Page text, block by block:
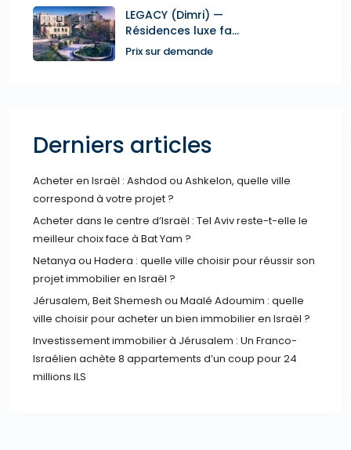
LEGACY (Dimri) —
Résidences luxe fa...
Prix sur demande
Derniers articles
Acheter en Israël : Ashdod ou Ashkelon, quelle ville
correspond à votre projet ?
Acheter dans le centre d’Israël : Tel Aviv reste-t-elle le
meilleur choix face à Bat Yam ?
Netanya ou Hadera : quelle ville choisir pour réussir son
projet immobilier en Israël ?
Jérusalem, Beit Shemesh ou Maalé Adoumim : quelle
ville choisir pour acheter un bien immobilier en Israël ?
Investissement immobilier à Jérusalem : Un Franco-
Israélien achète 8 appartements d’un coup pour 24
millions ILS